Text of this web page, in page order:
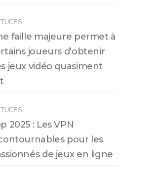
faille majeure permet à
joueurs d’obtenir
jeux vidéo quasiment
2025 : Les VPN
pour les
de jeux en ligne